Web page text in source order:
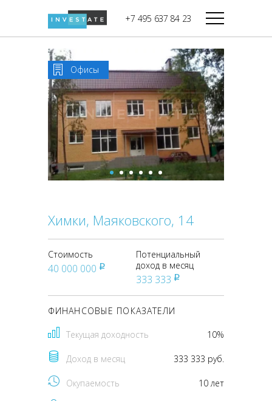
+7 495 637 84 23
Дикси
Мираторг
Магнолия
В башне
Башня Федерация-II
Башня Федерация-I
Восток
Город Столиц,
Северный блок
Город Столиц,
Южный блок
Офисы
Химки, Маяковского, 14
Стоимость
40 000 000 pуб
Потенциальный
доход в месяц
333 333 pуб
ФИНАНСОВЫЕ ПОКАЗАТЕЛИ
Текущая доходность 10%
Доход в месяц 333 333 руб.
Окупаемость 10 лет